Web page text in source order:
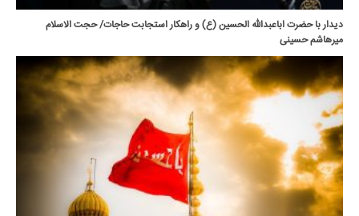
دیدار با حضرت اباعبدالله الحسین (ع) و راهکار استجابت حاجات/ حجت الاسلام
میرهاشم حسینی